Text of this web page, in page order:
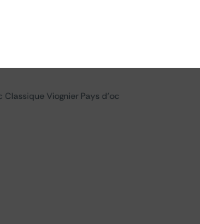
Classique Viognier Pays d'oc